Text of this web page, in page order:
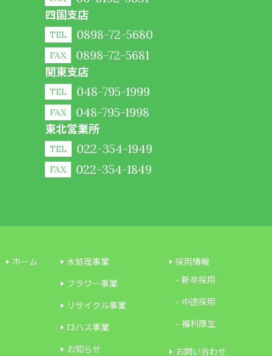
四国支店
TEL 0898-72-5680
FAX 0898-72-5681
関東支店
TEL 048-795-1999
FAX 048-795-1998
東北営業所
TEL 022-354-1949
FAX 022-354-1849
ホーム
水処理事業
フラワー事業
リサイクル事業
ロハス事業
お知らせ
採用情報
新卒採用
中途採用
福利厚生
お問い合わせ